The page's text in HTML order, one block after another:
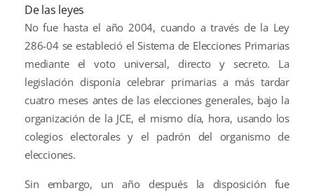
De las leyes
No fue hasta el año 2004, cuando a través de la Ley
286-04 se estableció el Sistema de Elecciones Primarias
mediante el voto universal, directo y secreto. La
legislación disponía celebrar primarias a más tardar
cuatro meses antes de las elecciones generales, bajo la
organización de la JCE, el mismo día, hora, usando los
colegios electorales y el padrón del organismo de
elecciones.
Sin embargo, un año después la disposición fue